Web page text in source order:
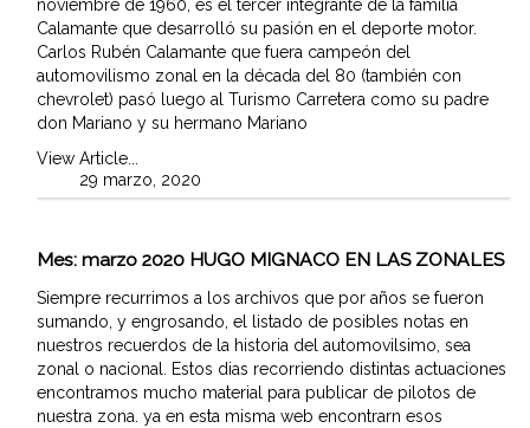
noviembre de 1960, es el tercer integrante de la familia
Calamante que desarrolló su pasión en el deporte motor.
Carlos Rubén Calamante que fuera campeón del
automovilismo zonal en la década del 80 (también con
chevrolet) pasó luego al Turismo Carretera como su padre
don Mariano y su hermano Mariano
View Article...
29 marzo, 2020
Mes: marzo 2020 HUGO MIGNACO EN LAS ZONALES
Siempre recurrimos a los archivos que por años se fueron
sumando, y engrosando, el listado de posibles notas en
nuestros recuerdos de la historia del automovilsimo, sea
zonal o nacional. Estos dias recorriendo distintas actuaciones
encontramos mucho material para publicar de pilotos de
nuestra zona. ya en esta misma web encontrarn esos